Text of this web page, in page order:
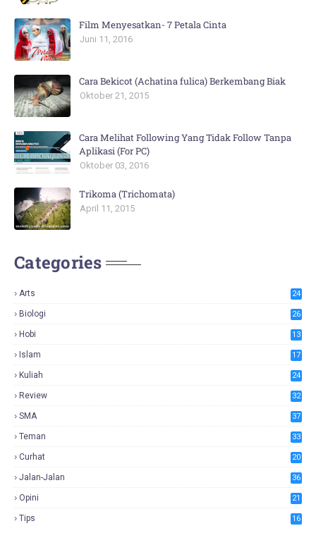
Film Menyesatkan- 7 Petala Cinta
Juni 11, 2016
Cara Bekicot (Achatina fulica) Berkembang Biak
Oktober 21, 2015
Cara Melihat Following Yang Tidak Follow Tanpa
Aplikasi (For PC)
Oktober 03, 2016
Trikoma (Trichomata)
April 11, 2015
Categories
Arts 24
Biologi 26
Hobi 13
Islam 17
Kuliah 24
Review 32
SMA 37
Teman 33
Curhat 20
Jalan-Jalan 36
Opini 21
Tips 16